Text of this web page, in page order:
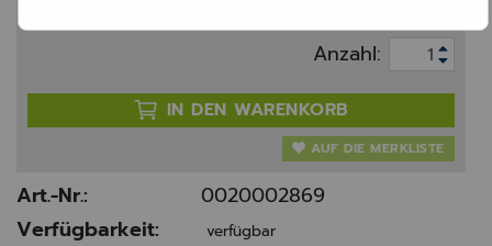
Anzahl:
IN DEN WARENKORB
AUF DIE MERKLISTE
Art.-Nr.:
0020002869
Verfügbarkeit:
verfügbar